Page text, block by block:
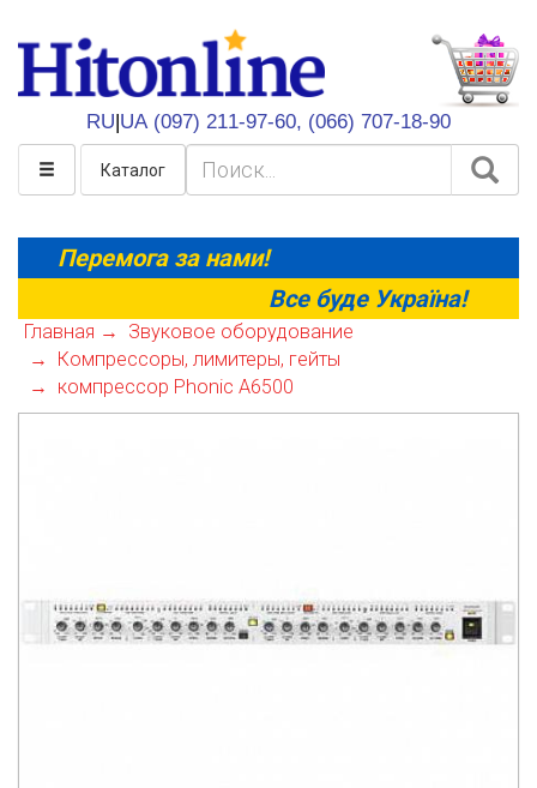
RU|UA (097) 211-97-60, (066) 707-18-90
HitOnline
Каталог
Перемога за нами!
Все буде Україна!
Главная
Звуковое оборудование
Компрессоры, лимитеры, гейты
компрессор Phonic A6500